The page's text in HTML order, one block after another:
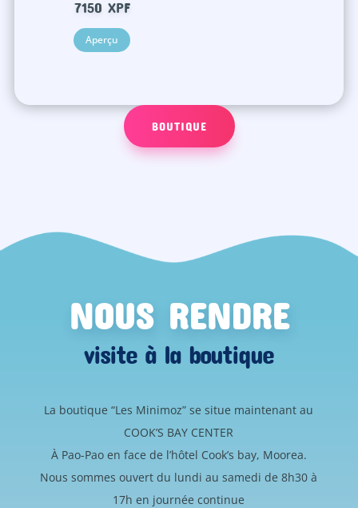
7150 XPF
Aperçu
BOUTIQUE
NOUS RENDRE
visite à la boutique
La boutique “Les Minimoz” se situe maintenant au
COOK’S BAY CENTER
À Pao-Pao en face de l’hôtel Cook’s bay, Moorea.
Nous sommes ouvert du lundi au samedi de 8h30 à
17h en journée continue